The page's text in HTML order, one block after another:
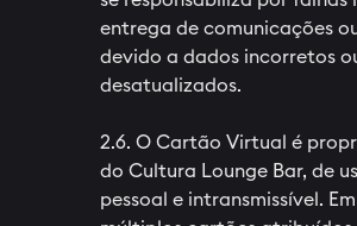
entrega de comunicações
devido a dados incorretos
desatualizados.
2.6. O Cartão Virtual é
do Cultura Lounge Bar, de
pessoal e intransmissível.